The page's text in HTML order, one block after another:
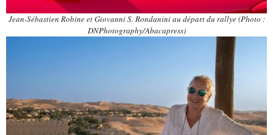
Jean-Sébastien Robine et Giovanni S. Rondanini au départ du rallye(Photo :
DNPhotography/Abacapress)